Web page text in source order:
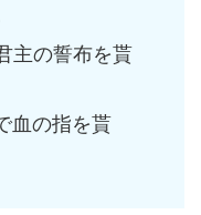
主の誓布を貰
血の指を貰